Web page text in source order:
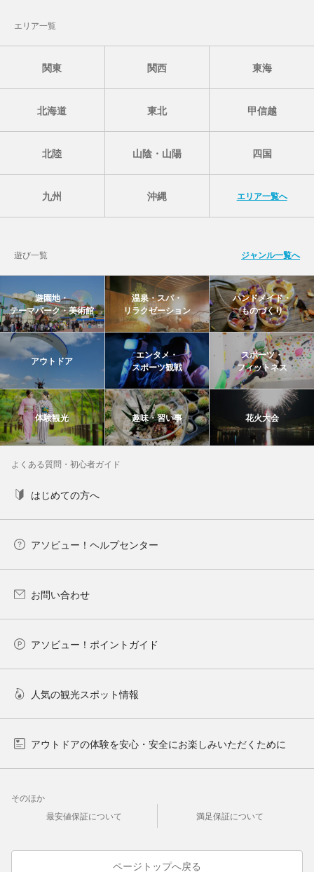
エリア一覧
関東 関西 東海
北海道 東北 甲信越
北陸 山陰・山陽 四国
九州 沖縄 エリア一覧へ
遊び一覧 ジャンル一覧へ
遊園地・
テーマパーク・美術館
温泉・スパ・
リラクゼーション
ハンドメイド・
ものづくり
アウトドア
エンタメ・
スポーツ観戦
スポーツ・
フィットネス
体験観光 趣味・習い事 花火大会
よくある質問・初心者ガイド
はじめての方へ
アソビュー！ヘルプセンター
お問い合わせ
アソビュー！ポイントガイド
人気の観光スポット情報
アウトドアの体験を安心・安全にお楽しみいただくために
そのほか
最安値保証について
満足保証について
ページトップへ戻る